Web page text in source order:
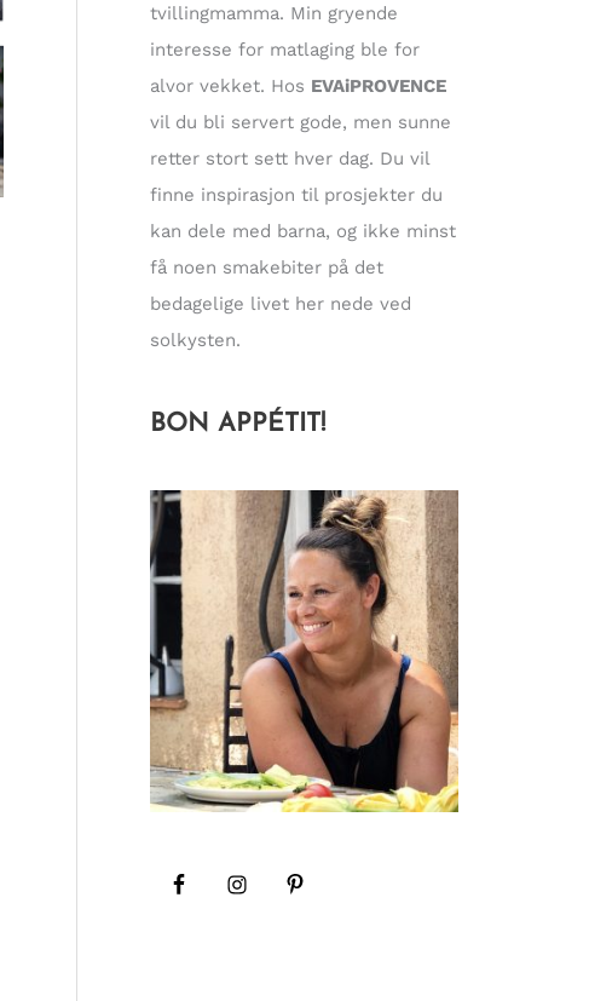
tvillingmamma. Min gryende
interesse for matlaging ble for
alvor vekket. Hos EVAiPROVENCE
vil du bli servert gode, men sunne
retter stort sett hver dag. Du vil
finne inspirasjon til prosjekter du
kan dele med barna, og ikke minst
få noen smakebiter på det
bedagelige livet her nede ved
solkysten.
BON APPÉTIT!